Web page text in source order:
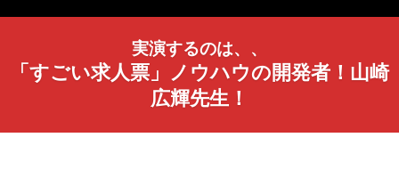
実演するのは、、
「すごい求人票」ノウハウの開発者！山崎
広輝先生！